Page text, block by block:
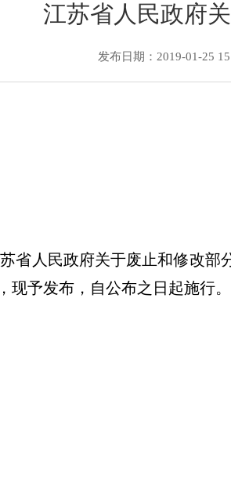
江苏省人民政府
发布日期：2019-01-25
苏省人民政府关于废止和修改部
现予发布，自公布之日起施行。
省